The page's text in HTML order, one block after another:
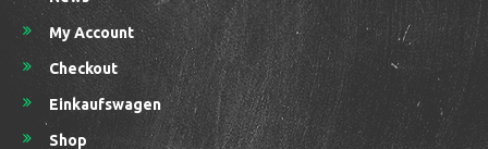
My Account
Checkout
Einkaufswagen
Shop